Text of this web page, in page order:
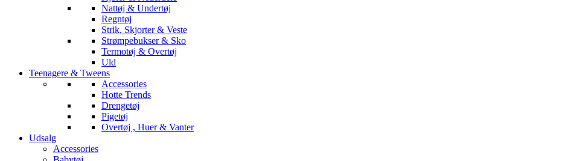
Nattøj & Undertøj
Regntøj
Strik, Skjorter & Veste
Strømpebukser & Sko
Termotøj & Overtøj
Uld
Teenagere & Tweens
Accessories
Hotte Trends
Drengetøj
Pigetøj
Overtøj , Huer & Vanter
Udsalg
Accessories